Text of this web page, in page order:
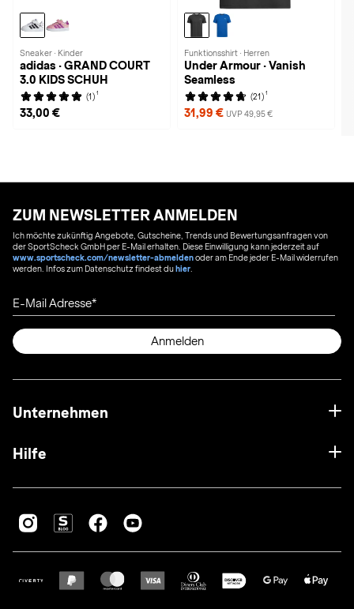
Sneaker · Kinder
adidas · GRAND COURT
3.0 KIDS SCHUH
(1) 1
33,00 €
Funktionsshirt · Herren
Under Armour · Vanish
Seamless
(21) 1
31,99 € UVP 49,95 €
ZUM NEWSLETTER ANMELDEN
Ich möchte zukünftig Angebote, Gutscheine, Trends und Bewertungsanfragen von
der SportScheck GmbH per E-Mail erhalten. Diese Einwilligung kann jederzeit auf
www.sportscheck.com/newsletter-abmeldenoder am Ende jeder E-Mail widerrufen
werden. Infos zum Datenschutz findest duhier
E-Mail Adresse
Anmelden
Unternehmen
Hilfe